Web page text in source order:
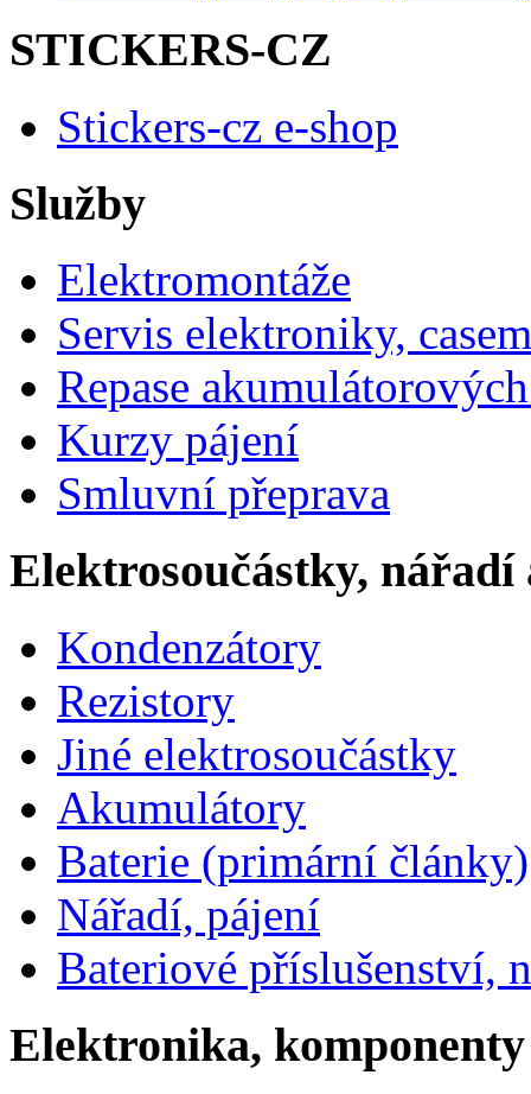
STICKERS-CZ
Stickers-cz e-shop
Služby
Elektromontáže
Servis elektroniky,
Repase
Kurzy pájení
Smluvní přeprava
Elektrosoučástky, nářadí
Kondenzátory
Rezistory
Jiné elektrosoučástky
Akumulátory
Baterie (primární články)
Nářadí, pájení
Bateriové příslušenství,
Elektronika, komponenty